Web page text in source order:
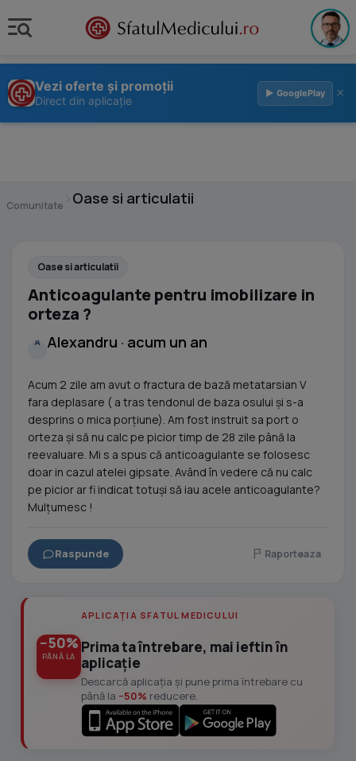
Vezi oferte și promoții
Direct din aplicație
▶ GooglePlay ×
Comunitate Oase si articulatii
Oase si articulatii
Anticoagulante pentru imobilizare in
orteza ?
A Alexandru · acum un an
Acum 2 zile am avut o fractura de bază metatarsian V
fara deplasare ( a tras tendonul de baza osului și s-a
desprins o mica porțiune). Am fost instruit sa port o
orteza și să nu calc pe picior timp de 28 zile până la
reevaluare. Mi s a spus că anticoagulante se folosesc
doar in cazul atelei gipsate. Având în vedere că nu calc
pe picior ar fi indicat totuși să iau acele anticoagulante?
Mulțumesc !
Raspunde Raporteaza
−50%
PÂNĂ LA
APLICAȚIA SFATUL MEDICULUI
Prima ta întrebare, mai ieftin în
aplicație
Descarcă aplicația și pune prima întrebare cu
până la −50% reducere.